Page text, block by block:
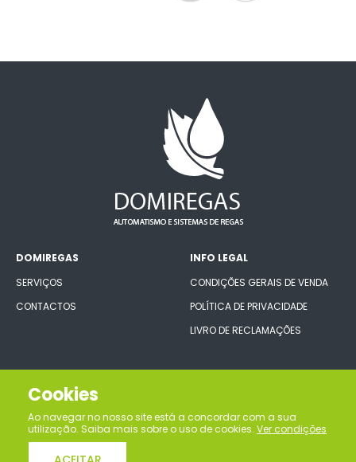
DOMIREGAS
SERVIÇOS
CONTACTOS
INFO LEGAL
CONDIÇÕES GERAIS DE VENDA
POLÍTICA DE PRIVACIDADE
LIVRO DE RECLAMAÇÕES
CONECTE-SE CONNOSCO
Cookies
Ao navegar no nosso site está a concordar com a sua
utilização. Saiba mais sobre o uso de cookies. Ver condições